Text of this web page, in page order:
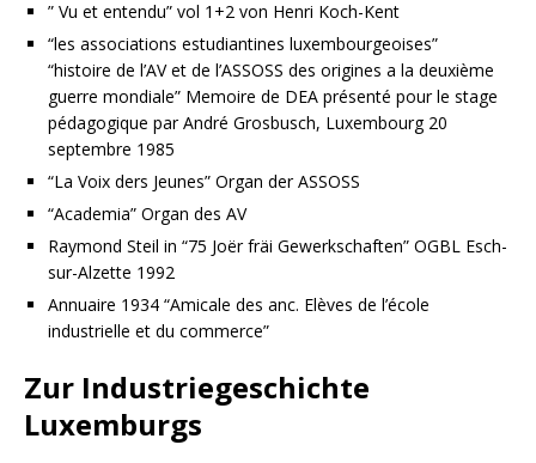
” Vu et entendu” vol 1+2 von Henri Koch-Kent
“les associations estudiantines luxembourgeoises”
“histoire de l’AV et de l’ASSOSS des origines a la deuxième
guerre mondiale” Memoire de DEA présenté pour le stage
pédagogique par André Grosbusch, Luxembourg 20
septembre 1985
“La Voix ders Jeunes” Organ der ASSOSS
“Academia” Organ des AV
Raymond Steil in “75 Joër fräi Gewerkschaften” OGBL Esch-
sur-Alzette 1992
Annuaire 1934 “Amicale des anc. Elèves de l’école
industrielle et du commerce”
Zur Industriegeschichte
Luxemburgs